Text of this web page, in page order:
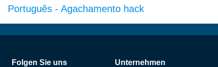
Português - Agachamento hack
Fußzeile
Folgen Sie uns Unternehmen